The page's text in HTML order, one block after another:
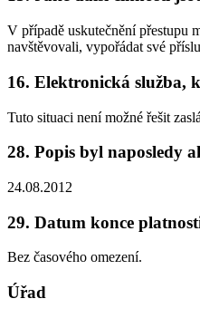
V případě uskutečnění přestupu
navštěvovali, vypořádat své
16. Elektronická služba,
Tuto situaci není možné řešit
28. Popis byl naposledy
24.08.2012
29. Datum konce
Bez časového omezení.
Úřad